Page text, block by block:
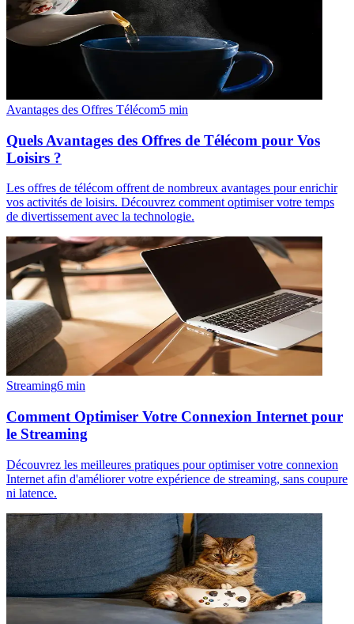
Avantages des Offres Télécom5 min
Quels Avantages des Offres de Télécom pour Vos
Loisirs ?
Les offres de télécom offrent de nombreux avantages pour enrichir
vos activités de loisirs. Découvrez comment optimiser votre temps
de divertissement avec la technologie.
Streaming6 min
Comment Optimiser Votre Connexion Internet pour
le Streaming
Découvrez les meilleures pratiques pour optimiser votre connexion
Internet afin d'améliorer votre expérience de streaming, sans coupure
ni latence.